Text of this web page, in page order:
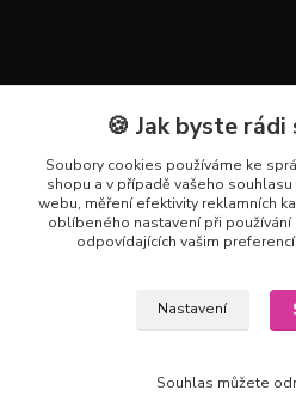
Kontakty
+420 602 223 614
🍪 Jak byste rádi
Soubory cookies používáme ke
shopu a v případě vašeho
webu, měření efektivity reklamních
oblíbeného nastavení při používání
odpovídajících vašim
Nastavení
Souhlas můžete